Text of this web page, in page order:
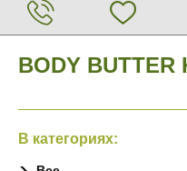
BODY BUTTER
В категориях: